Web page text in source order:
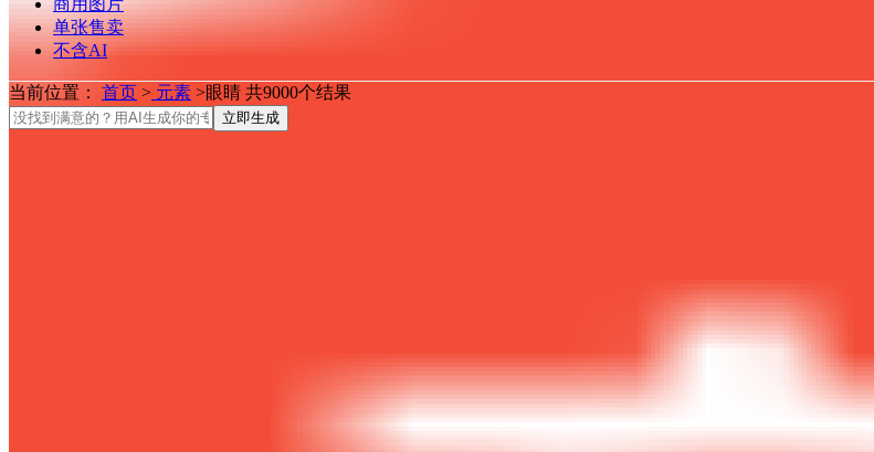
商用图片
单张售卖
不含AI
当前位置： 首页 > 元素 >眼睛 共9000个结果
立即生成